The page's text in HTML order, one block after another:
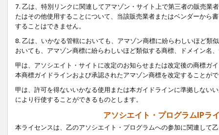
7. 乙は、特別リンクに関連してアマゾン・サイト上で第三者の販売
たはその他使用することについて、当該販売業者またはベンダーから
することはできません。
8. 乙は、いかなる管轄においても、アマゾン商標に紛らわしいほど類
おいても、アマゾン商標に紛らわしいほど類似する商標、ドメイン名
甲は、アソシエイト・サイトに改定のお知らせまたは改定後の商標ガ
本商標ガイドラインおよび承認されたアマゾン商標を改定することが
甲は、許可を得ないいかなる使用または本ガイドラインに準拠しない
により行使することができるものとします。
アソシエイト・プログラムIPラ
本ライセンスは、乙のアソシエイト・プログラムへの参加に関連して